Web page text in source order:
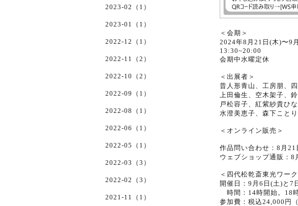
＜会期＞
2024年8月21日(木)〜9
13:30~20:00
会期中水曜定休
＜出展者＞
昔人形青山、工房朋、
上田倫生、空木架子、
戸松容子、紅紫紗貴ひ
水澄美恵子、森下こと
＜オンライン販売＞
作品問い合わせ：8月
ウェブショップ通販：
＜四代松乾斎東光ワー
開催日：9月6日(土)と7
時間：14時開始。18
参加費：税込24,000円
2023-02（1）
2023-01（1）
2022-12（1）
2022-11（2）
2022-10（2）
2022-09（1）
2022-08（1）
2022-06（1）
2022-05（1）
2022-03（3）
2022-02（3）
2021-11（1）